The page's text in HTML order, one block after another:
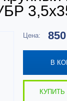
Цена:
В
КУПИТЬ